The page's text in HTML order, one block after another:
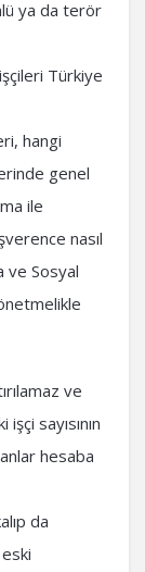
ya da terör
Türkiye
hangi
genel
ile
nasıl
ve Sosyal
ve
sayısının
hesaba
da